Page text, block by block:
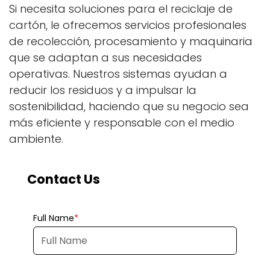
Si necesita soluciones para el reciclaje de
cartón, le ofrecemos servicios profesionales
de recolección, procesamiento y maquinaria
que se adaptan a sus necesidades
operativas. Nuestros sistemas ayudan a
reducir los residuos y a impulsar la
sostenibilidad, haciendo que su negocio sea
más eficiente y responsable con el medio
ambiente.